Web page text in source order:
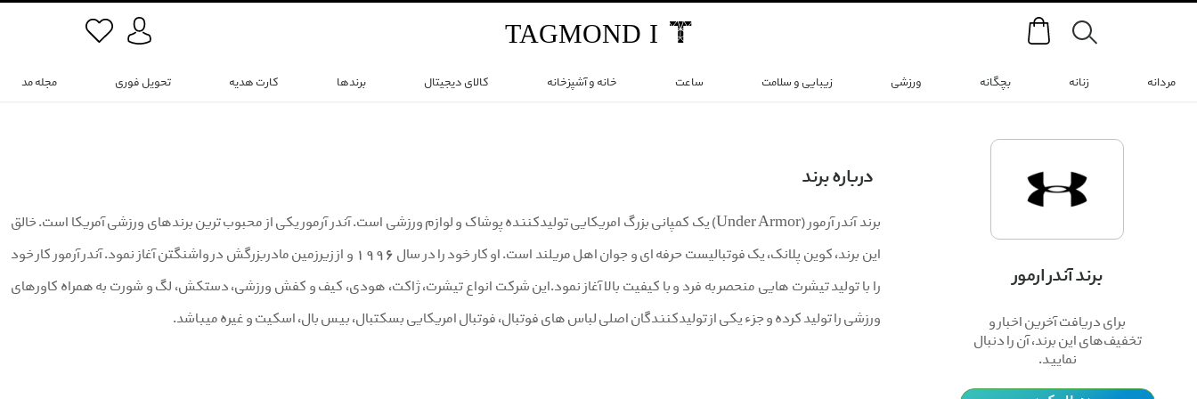
Search
TAGMOND I
مردانه زنانه بچگانه ورزشی زیبایی و سلامت ساعت خانه و آشپزخانه کالای دیجیتال برندها کارت هدیه تحویل فوری مجله مد
برند آندر ارمور
برای دریافت آخرین اخبار و
تخفیف‌های این برند، آن را دنبال
نمایید.
درباره برند
برند آندر آرمور (Under Armor) یک کمپانی بزرگ امریکایی تولیدکننده پوشاک و لوازم ورزشی است. آندر آرمور یکی از محبوب ترین برندهای ورزشی آمریکا است. خالق
این برند، کوین پلانک، یک فوتبالیست حرفه ای و جوان اهل مریلند است. او کار خود را در سال 1996 و از زیرزمین مادربزرگش در واشنگتن آغاز نمود. آندر آرمور کار خود
را با تولید تیشرت هایی منحصر به فرد و با کیفیت بالا آغاز نمود.این شرکت انواع تی‏شرت، ژاکت، هودی، کیف و کفش ورزشی، دست‏کش، لگ و شورت به همراه کاورهای
ورزشی را تولید کرده و جزء یکی از تولیدکنندگان اصلی لباس ‏های فوتبال، فوتبال امریکایی بسکتبال، بیس بال، اسکیت و غیره می‏باشد.